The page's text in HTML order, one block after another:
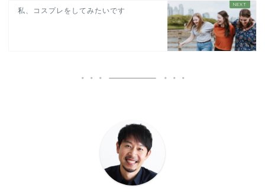
私、コスプレをしてみたいです